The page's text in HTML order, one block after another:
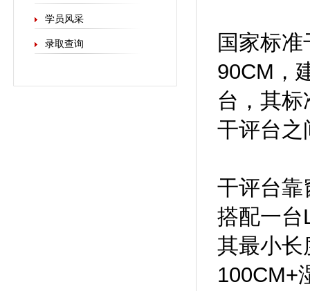
学员风采
录取查询
国家标
90CM，
台，其
干评台之
干评台靠
搭配一台
其最小长
100CM+